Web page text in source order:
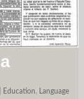
Education, Language